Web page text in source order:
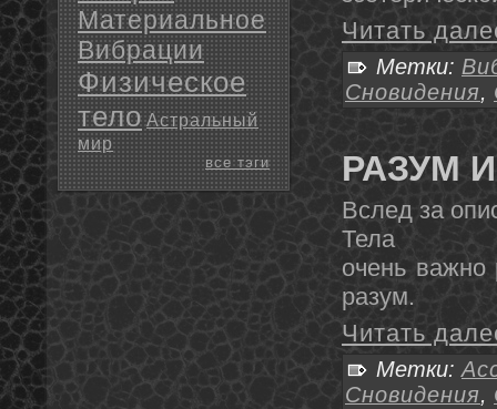
Материальное
Вибрации
Физическое
тело Астральный
мир
все тэги
Читать
Метки:
Сновидения,
РАЗУМ
Вслед за
Тела
очень важнο
разум.
Читать
Метки:
Сновидения,